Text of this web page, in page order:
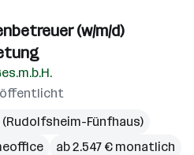
(w/m/d)
(Rudolfsheim-Fünfhaus)
ab 2.547 € monatlich